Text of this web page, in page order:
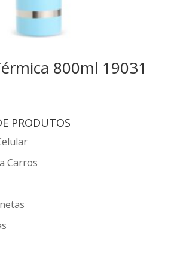
800ml 19031
PRODUTOS
Carros